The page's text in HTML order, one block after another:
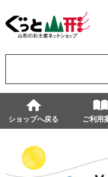
ショップへ戻る ご利用